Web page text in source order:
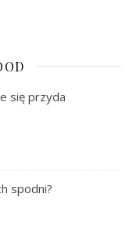
się przyda
spodni?